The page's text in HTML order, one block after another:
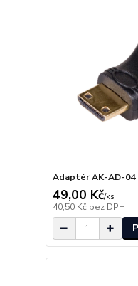
Adaptér AK-AD-04
49,00 Kč/ks
40,50 Kč bez DPH